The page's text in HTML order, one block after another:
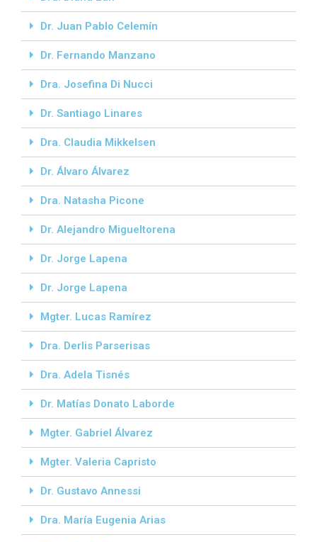
Dr. Juan Pablo Celemín
Dr. Fernando Manzano
Dra. Josefina Di Nucci
Dr. Santiago Linares
Dra. Claudia Mikkelsen
Dr. Álvaro Álvarez
Dra. Natasha Picone
Dr. Alejandro Migueltorena
Dr. Jorge Lapena
Dr. Jorge Lapena
Mgter. Lucas Ramírez
Dra. Derlis Parserisas
Dra. Adela Tisnés
Dr. Matías Donato Laborde
Mgter. Gabriel Álvarez
Mgter. Valeria Capristo
Dr. Gustavo Annessi
Dra. María Eugenia Arias